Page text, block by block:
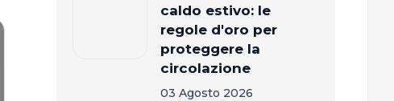
caldo estivo: le
regole d'oro per
proteggere la
circolazione
03 Agosto 2026